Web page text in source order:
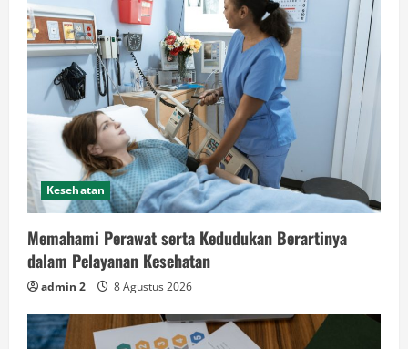
Kesehatan
Memahami Perawat serta Kedudukan Berartinya
dalam Pelayanan Kesehatan
admin 2 8 Agustus 2026